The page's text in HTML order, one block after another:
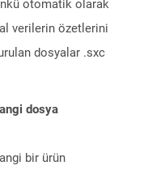
otomatik olarak
verilerin özetlerini
dosyalar .sxc
dosya
bir ürün